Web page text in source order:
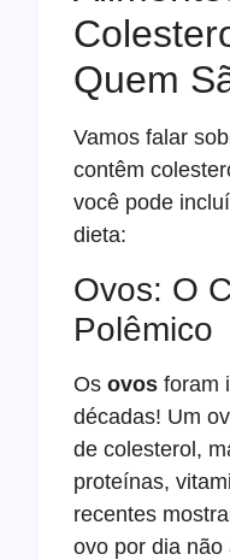
Quem
Vamos falar
contêm
você pode
dieta:
Ovos: O
Polêmico
Os ovos foram
décadas! Um
de colesterol,
proteínas,
recentes
ovo por dia não